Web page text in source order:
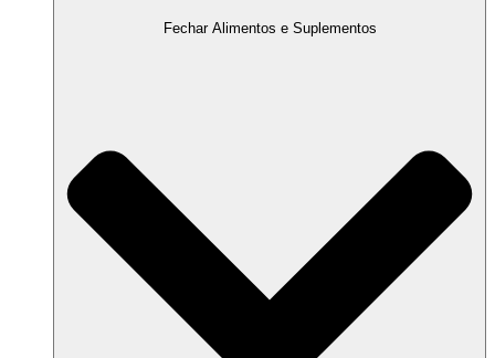
Fechar Alimentos e Suplementos